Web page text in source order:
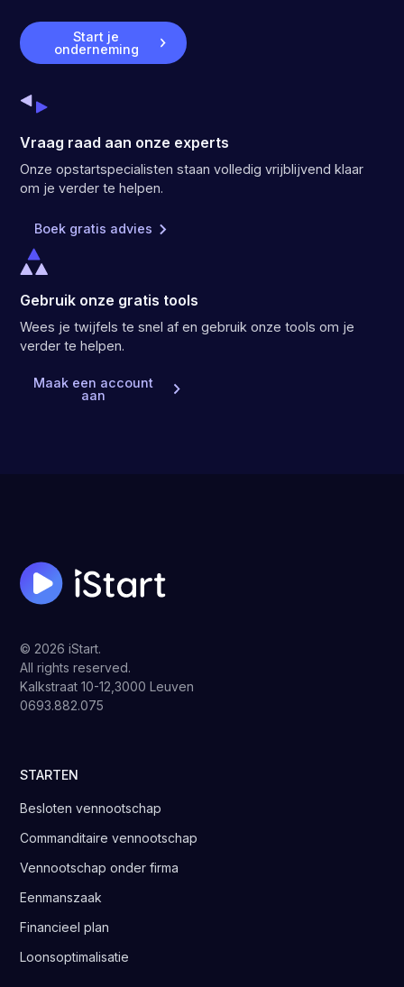
Start je
onderneming
Vraag raad aan onze experts
Onze opstartspecialisten staan volledig vrijblijvend klaar
om je verder te helpen.
Boek gratis advies
Gebruik onze gratis tools
Wees je twijfels te snel af en gebruik onze tools om je
verder te helpen.
Maak een account
aan
STARTEN
Besloten vennootschap
Commanditaire vennootschap
Vennootschap onder firma
Eenmanszaak
Financieel plan
Loonsoptimalisatie
© 2026 iStart.
All rights reserved.
Kalkstraat 10-12,3000 Leuven
0693.882.075